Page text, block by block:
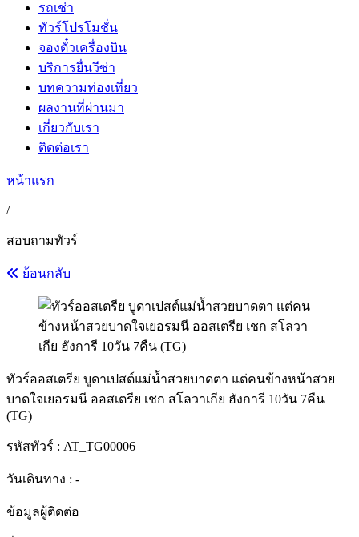
รถเช่า
ทัวร์โปรโมชั่น
จองตั๋วเครื่องบิน
บริการยื่นวีซ่า
บทความท่องเที่ยว
ผลงานที่ผ่านมา
เกี่ยวกับเรา
ติดต่อเรา
หน้าแรก
/
สอบถามทัวร์
ย้อนกลับ
ทัวร์ออสเตรีย บูดาเปสต์แม่น้ำสวยบาดตา แต่คนข้างหน้าสวย
บาดใจเยอรมนี ออสเตรีย เชก สโลวาเกีย ฮังการี 10วัน 7คืน
(TG)
รหัสทัวร์ : AT_TG00006
วันเดินทาง : -
ข้อมูลผู้ติดต่อ